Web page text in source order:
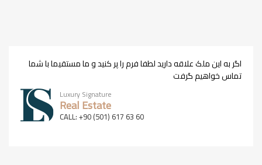
اگر به این ملک علاقه دارید لطفا فرم را پر کنید و ما مستقیما با شما
تماس خواهیم گرفت
Luxury Signature
Real Estate
CALL: +90 (501) 617 63 60